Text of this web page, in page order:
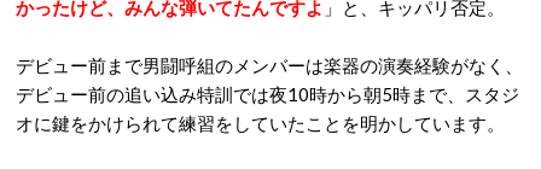
かったけど、みんな弾いてたんですよ 」と、キッパリ否定。
デビュー前まで男闘呼組のメンバーは楽器の演奏経験がなく、
デビュー前の追い込み特訓では夜10時から朝5時まで、スタジ
オに鍵をかけられて練習をしていたことを明かしています。